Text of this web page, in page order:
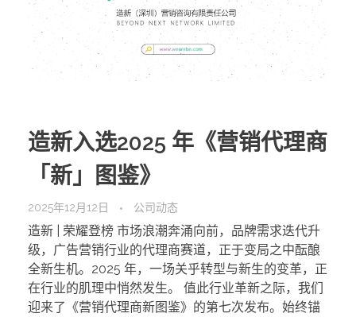
造新入选2025 年《营销代理商
「新」图鉴》
2025年12月12日 公司动态
造新 | 荣耀登榜 市场浪潮奔涌向前，品牌需求迭代升
级，广告营销行业的代理商赛道，正于变局之中酝酿
全新生机。2025 年，一场关乎转型与新生的变革，正
在行业的肌理中悄然发生。 值此行业革新之际，我们
迎来了《营销代理商新图鉴》的第七次发布。始终锚